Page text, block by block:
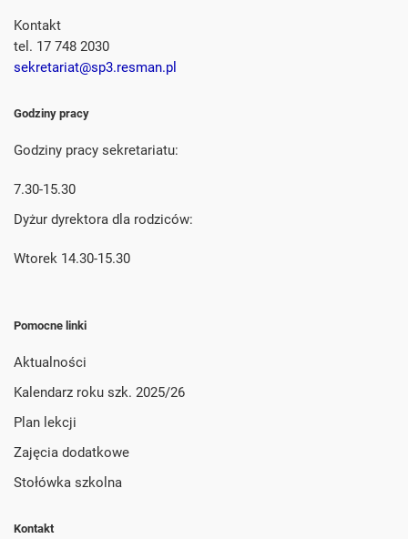
Kontakt
tel. 17 748 2030
sekretariat@sp3.resman.pl
Godziny pracy
Godziny pracy sekretariatu:
7.30-15.30
Dyżur dyrektora dla rodziców:
Wtorek 14.30-15.30
Pomocne linki
Aktualności
Kalendarz roku szk. 2025/26
Plan lekcji
Zajęcia dodatkowe
Stołówka szkolna
Kontakt